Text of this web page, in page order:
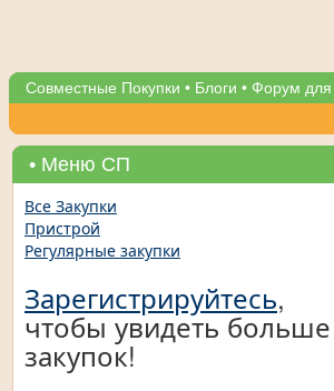
Совместные Покупки • Блоги • Форум для
• Меню СП
Все Закупки
Пристрой
Регулярные закупки
Зарегистрируйтесь,
чтобы увидеть больше
закупок!